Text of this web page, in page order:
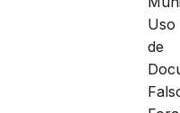
Uso
de